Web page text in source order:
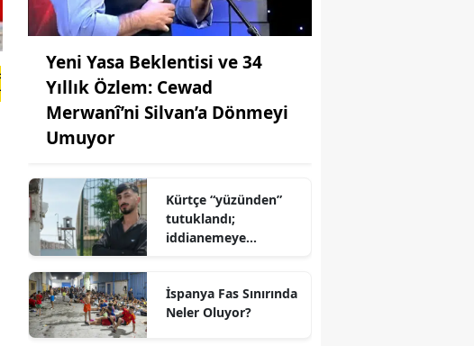
Yeni Yasa Beklentisi ve 34
Yıllık Özlem: Cewad
Merwanî’ni Silvan’a Dönmeyi
Umuyor
Kürtçe “yüzünden”
tutuklandı;
iddianemeye
İspanya Fas Sınırında
Neler Oluyor?